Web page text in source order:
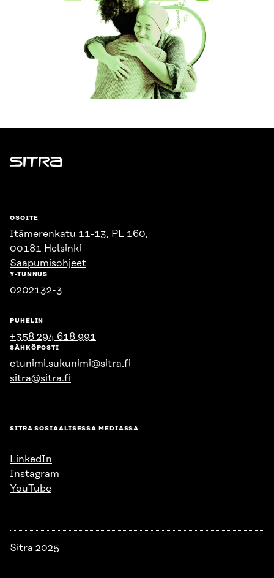
Sitra
OSOITE
Itämerenkatu 11-13, PL 160,
00181 Helsinki
Saapumisohjeet
Y-TUNNUS
0202132-3
PUHELIN
+358 294 618 991
SÄHKÖPOSTI
etunimi.sukunimi@sitra.fi
sitra@sitra.fi
SITRA SOSIAALISESSA MEDIASSA
LinkedIn
Instagram
YouTube
Sitra 2025